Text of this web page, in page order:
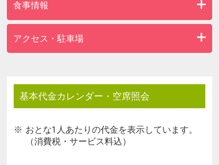
食事情報
アクセス・駐車場
基本代金カレンダー・空席照会
おとな1人あたりの代金を表示しています。
（消費税・サービス料込）